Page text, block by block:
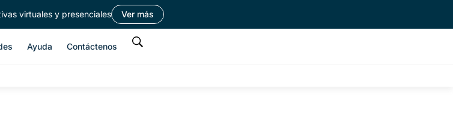
virtuales y presenciales Ver más
Ayuda Contáctenos